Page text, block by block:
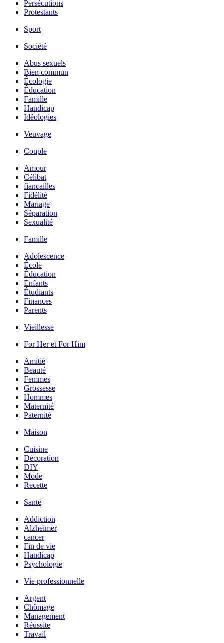
Persécutions
Protestants
Sport
Société
Abus sexuels
Bien commun
Écologie
Éducation
Famille
Handicap
Idéologies
Veuvage
Couple
Amour
Célibat
fiancailles
Fidélité
Mariage
Séparation
Sexualité
Famille
Adolescence
École
Éducation
Enfants
Étudiants
Finances
Parents
Vieillesse
For Her et For Him
Amitié
Beauté
Femmes
Grossesse
Hommes
Maternité
Paternité
Maison
Cuisine
Décoration
DIY
Mode
Recette
Santé
Addiction
Alzheimer
cancer
Fin de vie
Handicap
Psychologie
Vie professionnelle
Argent
Chômage
Management
Réussite
Travail